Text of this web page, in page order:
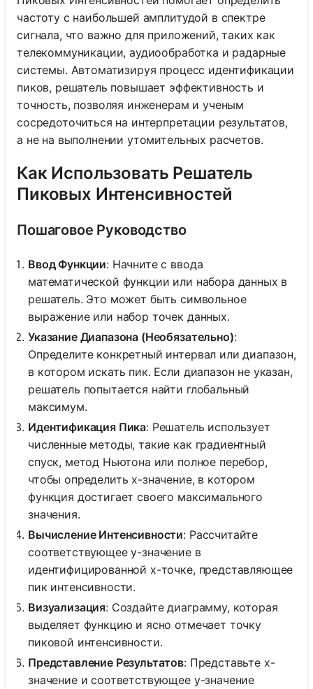
частоту с наибольшей амплитудой в спектре
сигнала, что важно для приложений, таких как
телекоммуникации, аудиообработка и радарные
системы. Автоматизируя процесс идентификации
пиков, решатель повышает эффективность и
точность, позволяя инженерам и ученым
сосредоточиться на интерпретации результатов,
а не на выполнении утомительных расчетов.
Как Использовать Решатель
Пиковых Интенсивностей
Пошаговое Руководство
Ввод Функции: Начните с ввода
математической функции или набора данных в
решатель. Это может быть символьное
выражение или набор точек данных.
Указание Диапазона (Необязательно):
Определите конкретный интервал или диапазон,
в котором искать пик. Если диапазон не указан,
решатель попытается найти глобальный
максимум.
Идентификация Пика: Решатель использует
численные методы, такие как градиентный
спуск, метод Ньютона или полное перебор,
чтобы определить x-значение, в котором
функция достигает своего максимального
значения.
Вычисление Интенсивности: Рассчитайте
соответствующее y-значение в
идентифицированной x-точке, представляющее
пик интенсивности.
Визуализация: Создайте диаграмму, которая
выделяет функцию и ясно отмечает точку
пиковой интенсивности.
Представление Результатов: Представьте x-
значение и соответствующее y-значение